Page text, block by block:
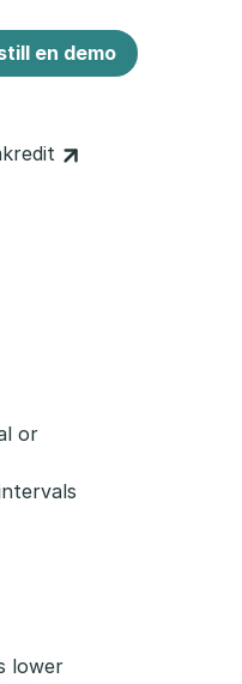
en demo
or
lower